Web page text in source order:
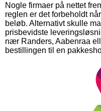
Nogle firmaer på nettet
reglen er det forbeholdt
beløb. Alternativt skulle
prisbevidste
nær Randers, Aabenraa
bestillingen til en